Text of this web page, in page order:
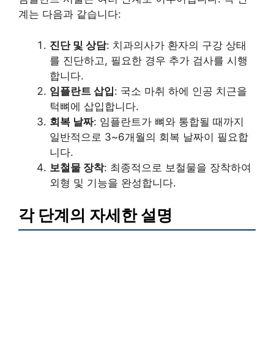
계는 다음과 같습니다:
진단 및 상담: 치과의사가 환자의 구강 상태
를 진단하고, 필요한 경우 추가 검사를 시행
합니다.
임플란트 삽입: 국소 마취 하에 인공 치근을
턱뼈에 삽입합니다.
회복 날짜: 임플란트가 뼈와 통합될 때까지
일반적으로 3~6개월의 회복 날짜이 필요합
니다.
보철물 장착: 최종적으로 보철물을 장착하여
외형 및 기능을 완성합니다.
각 단계의 자세한 설명